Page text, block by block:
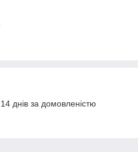
днів за домовленістю